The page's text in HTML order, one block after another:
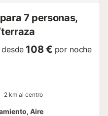
7 personas,
desde 108 € por noche
2 km al centro
Aire